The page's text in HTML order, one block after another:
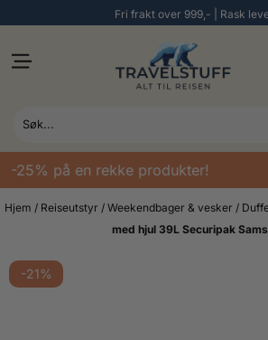
Fri frakt over 999,- | Rask
-25% på en rekke produkter!
Hjem / Reiseutstyr / Weekendbager & vesker /
med hjul 39L Securipak
-21%